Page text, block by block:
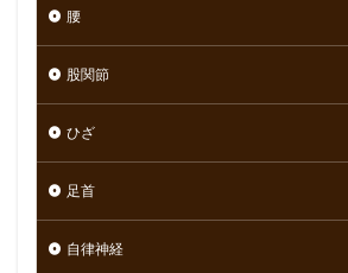
腰
股関節
ひざ
足首
自律神経